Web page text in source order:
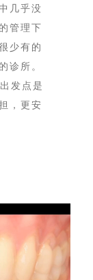
⼏乎没
管理下
少有的
诊所。
发点是
，更安